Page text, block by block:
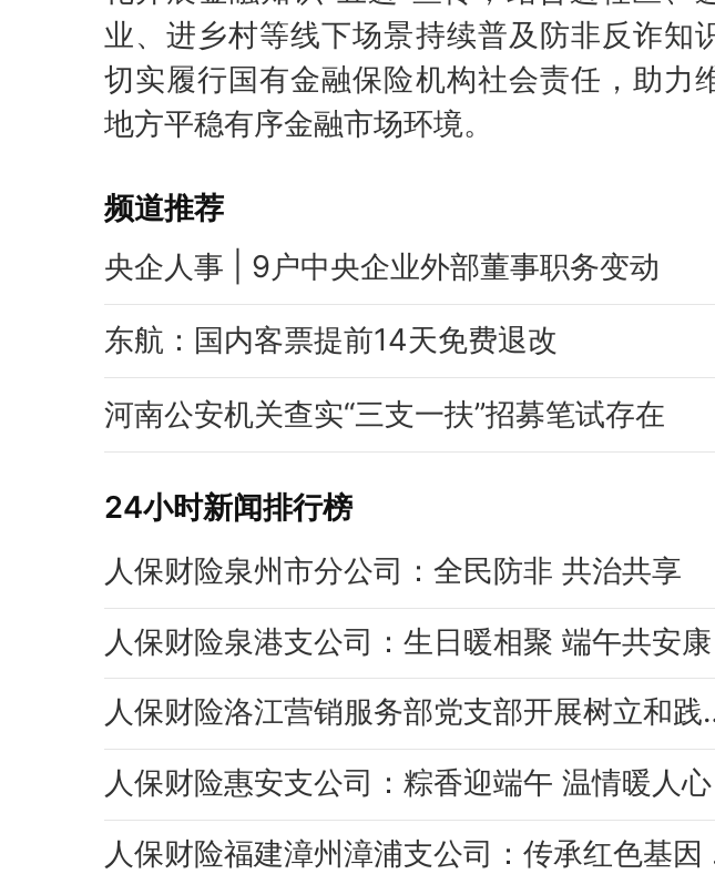
业、进乡村等线下场景持续普及防非反诈知
切实履行国有金融保险机构社会责任，助力
地方平稳有序金融市场环境。
频道推荐
央企人事 | 9户中央企业外部董事职务变动
东航：国内客票提前14天免费退改
河南公安机关查实“三支一扶”招募笔试存在
24小时新闻排行榜
人保财险泉州市分公司：全民防非 共治共享
人保财险泉港支公司：生日暖相聚 端午共安康
人保财险洛江营销服
人保财险惠安支公司：粽香迎端午 温情暖人心
人